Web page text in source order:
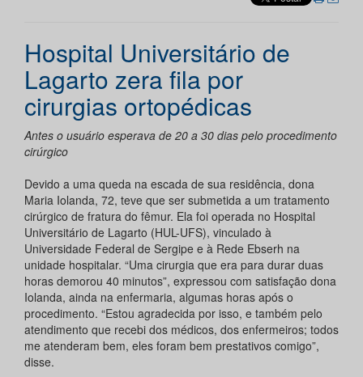
Hospital Universitário de
Lagarto zera fila por
cirurgias ortopédicas
Antes o usuário esperava de 20 a 30 dias pelo procedimento
cirúrgico
Devido a uma queda na escada de sua residência, dona
Maria Iolanda, 72, teve que ser submetida a um tratamento
cirúrgico de fratura do fêmur. Ela foi operada no Hospital
Universitário de Lagarto (HUL-UFS), vinculado à
Universidade Federal de Sergipe e à Rede Ebserh na
unidade hospitalar. “Uma cirurgia que era para durar duas
horas demorou 40 minutos”, expressou com satisfação dona
Iolanda, ainda na enfermaria, algumas horas após o
procedimento. “Estou agradecida por isso, e também pelo
atendimento que recebi dos médicos, dos enfermeiros; todos
me atenderam bem, eles foram bem prestativos comigo”,
disse.